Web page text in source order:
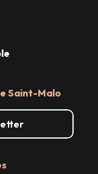
Saint-Malo